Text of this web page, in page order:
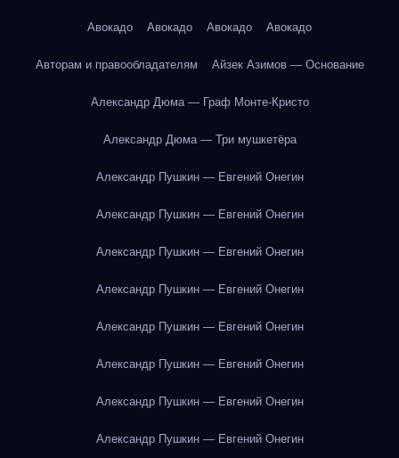
Авокадо Авокадо Авокадо Авокадо
Авторам и правообладателям Айзек Азимов — Основание
Александр Дюма — Граф Монте-Кристо
Александр Дюма — Три мушкетёра
Александр Пушкин — Евгений Онегин
Александр Пушкин — Евгений Онегин
Александр Пушкин — Евгений Онегин
Александр Пушкин — Евгений Онегин
Александр Пушкин — Евгений Онегин
Александр Пушкин — Евгений Онегин
Александр Пушкин — Евгений Онегин
Александр Пушкин — Евгений Онегин